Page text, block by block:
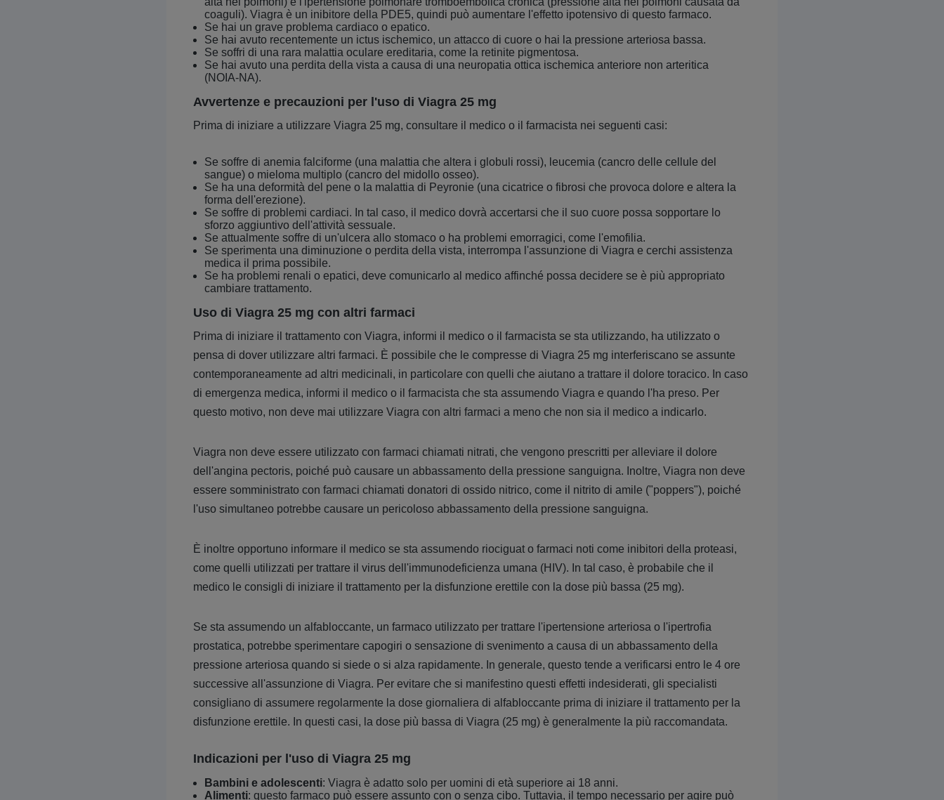
coaguli). Viagra è un inibitore della PDE5, quindi può aumentare l'effetto ipotensivo di questo farmaco.
Se hai un grave problema cardiaco o epatico.
Se hai avuto recentemente un ictus ischemico, un attacco di cuore o hai la pressione arteriosa bassa.
Se soffri di una rara malattia oculare ereditaria, come la retinite pigmentosa.
Se hai avuto una perdita della vista a causa di una neuropatia ottica ischemica anteriore non arteritica
(NOIA-NA).
Avvertenze e precauzioni per l'uso di Viagra 25 mg
Prima di iniziare a utilizzare Viagra 25 mg, consultare il medico o il farmacista nei seguenti casi:
Se soffre di anemia falciforme (una malattia che altera i globuli rossi), leucemia (cancro delle cellule del
sangue) o mieloma multiplo (cancro del midollo osseo).
Se ha una deformità del pene o la malattia di Peyronie (una cicatrice o fibrosi che provoca dolore e altera la
forma dell'erezione).
Se soffre di problemi cardiaci. In tal caso, il medico dovrà accertarsi che il suo cuore possa sopportare lo
sforzo aggiuntivo dell'attività sessuale.
Se attualmente soffre di un'ulcera allo stomaco o ha problemi emorragici, come l'emofilia.
Se sperimenta una diminuzione o perdita della vista, interrompa l'assunzione di Viagra e cerchi assistenza
medica il prima possibile.
Se ha problemi renali o epatici, deve comunicarlo al medico affinché possa decidere se è più appropriato
cambiare trattamento.
Uso di Viagra 25 mg con altri farmaci
Prima di iniziare il trattamento con Viagra, informi il medico o il farmacista se sta utilizzando, ha utilizzato o
pensa di dover utilizzare altri farmaci. È possibile che le compresse di Viagra 25 mg interferiscano se assunte
contemporaneamente ad altri medicinali, in particolare con quelli che aiutano a trattare il dolore toracico. In caso
di emergenza medica, informi il medico o il farmacista che sta assumendo Viagra e quando l'ha preso. Per
questo motivo, non deve mai utilizzare Viagra con altri farmaci a meno che non sia il medico a indicarlo.
Viagra non deve essere utilizzato con farmaci chiamati nitrati, che vengono prescritti per alleviare il dolore
dell'angina pectoris, poiché può causare un abbassamento della pressione sanguigna. Inoltre, Viagra non deve
essere somministrato con farmaci chiamati donatori di ossido nitrico, come il nitrito di amile ("poppers"), poiché
l'uso simultaneo potrebbe causare un pericoloso abbassamento della pressione sanguigna.
È inoltre opportuno informare il medico se sta assumendo riociguat o farmaci noti come inibitori della proteasi,
come quelli utilizzati per trattare il virus dell'immunodeficienza umana (HIV). In tal caso, è probabile che il
medico le consigli di iniziare il trattamento per la disfunzione erettile con la dose più bassa (25 mg).
Se sta assumendo un alfabloccante, un farmaco utilizzato per trattare l'ipertensione arteriosa o l'ipertrofia
prostatica, potrebbe sperimentare capogiri o sensazione di svenimento a causa di un abbassamento della
pressione arteriosa quando si siede o si alza rapidamente. In generale, questo tende a verificarsi entro le 4 ore
successive all'assunzione di Viagra. Per evitare che si manifestino questi effetti indesiderati, gli specialisti
consigliano di assumere regolarmente la dose giornaliera di alfabloccante prima di iniziare il trattamento per la
disfunzione erettile. In questi casi, la dose più bassa di Viagra (25 mg) è generalmente la più raccomandata.
Indicazioni per l'uso di Viagra 25 mg
Bambini e adolescenti: Viagra è adatto solo per uomini di età superiore ai 18 anni.
Alimenti: questo farmaco può essere assunto con o senza cibo. Tuttavia, il tempo necessario per agire può